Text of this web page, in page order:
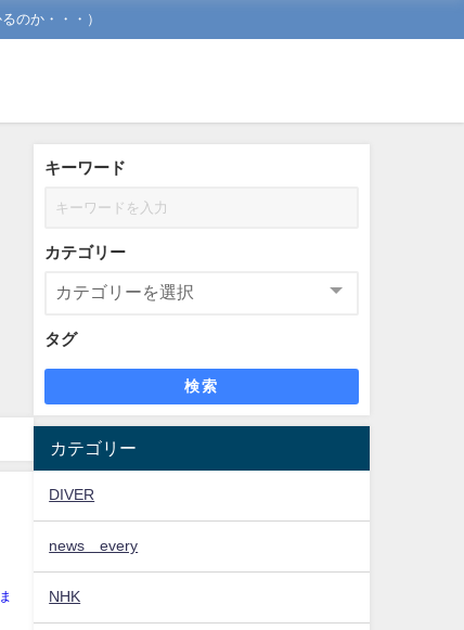
のか・・・）
キーワード
カテゴリー
タグ
検索
カテゴリー
DIVER
news every
NHK